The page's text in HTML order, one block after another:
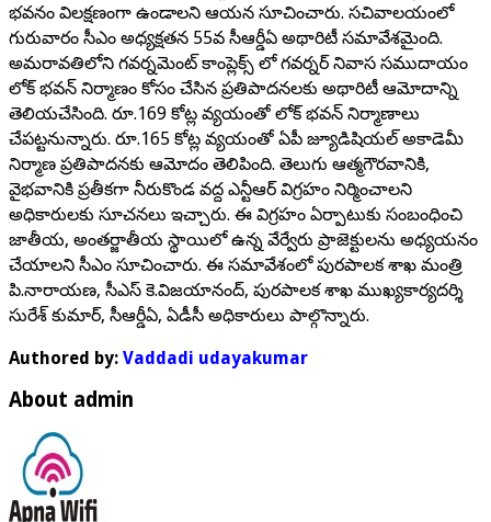
భవనం విలక్షణంగా ఉండాలని ఆయన సూచించారు. సచివాలయంలో
గురువారం సీఎం అధ్యక్షతన 55వ సీఆర్డీఏ అథారిటీ సమావేశమైంది.
అమరావతిలోని గవర్నమెంట్ కాంప్లెక్స్ లో గవర్నర్ నివాస సముదాయం
లోక్ భవన్ నిర్మాణం కోసం చేసిన ప్రతిపాదనలకు అథారిటీ ఆమోదాన్ని
తెలియచేసింది. రూ.169 కోట్ల వ్యయంతో లోక్ భవన్ నిర్మాణాలు
చేపట్టనున్నారు. రూ.165 కోట్ల వ్యయంతో ఏపీ జ్యూడిషియల్ అకాడెమీ
నిర్మాణ ప్రతిపాదనకు ఆమోదం తెలిపింది. తెలుగు ఆత్మగౌరవానికి,
వైభవానికి ప్రతీకగా నీరుకొండ వద్ద ఎన్టీఆర్ విగ్రహం నిర్మించాలని
అధికారులకు సూచనలు ఇచ్చారు. ఈ విగ్రహం ఏర్పాటుకు సంబంధించి
జాతీయ, అంతర్జాతీయ స్థాయిలో ఉన్న వేర్వేరు ప్రాజెక్టులను అధ్యయనం
చేయాలని సీఎం సూచించారు. ఈ సమావేశంలో పురపాలక శాఖ మంత్రి
పి.నారాయణ, సీఎస్ కె.విజయానంద్, పురపాలక శాఖ ముఖ్యకార్యదర్శి
సురేశ్ కుమార్, సీఆర్డీఏ, ఏడీసీ అధికారులు పాల్గొన్నారు.
Authored by: Vaddadi udayakumar
About admin